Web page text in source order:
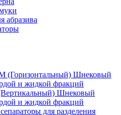
абразива
(Горизонтальный) Шнековый
и жидкой фракций
Шнековый
и жидкой фракций
для разделения